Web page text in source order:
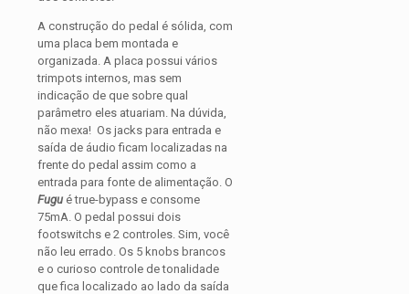
A construção do pedal é sólida, com
uma placa bem montada e
organizada. A placa possui vários
trimpots internos, mas sem
indicação de que sobre qual
parâmetro eles atuariam. Na dúvida,
não mexa! Os jacks para entrada e
saída de áudio ficam localizadas na
frente do pedal assim como a
entrada para fonte de alimentação. O
Fugu é true-bypass e consome
75mA. O pedal possui dois
footswitchs e 2 controles. Sim, você
não leu errado. Os 5 knobs brancos
e o curioso controle de tonalidade
que fica localizado ao lado da saída